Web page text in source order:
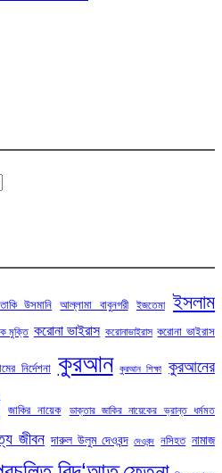
উসমানি আল্লামা বাবুনগরী ইজতেমা ইসলাম
মুক্তি করোনা ভাইরাস করোনাভাইরাস করোনা ভাইরাস
নির্দেশনা কুরআন কুরআন শিক্ষা কুরআনের
জাকির নায়েক ডাক্তার জাকির নায়েকের ভ্রান্ত ধর্মমত
জীবন দারুল উলুম দেওবন্দ দেওবন্দ নসিহত নামাজ